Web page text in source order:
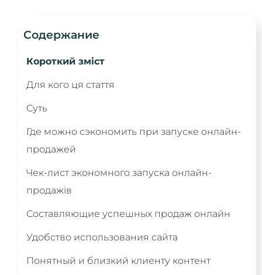
Содержание
Короткий зміст
Для кого ця стаття
Суть
Где можно сэкономить при запуске онлайн-
продажей
Чек-лист экономного запуска онлайн-
продажів
Составляющие успешных продаж онлайн
Удобство использования сайта
Понятный и близкий клиенту контент